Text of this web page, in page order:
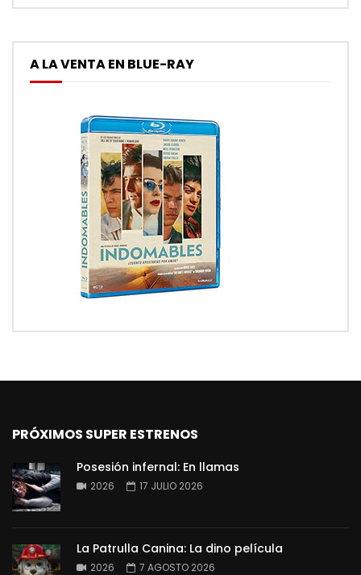
A LA VENTA EN BLUE-RAY
PRÓXIMOS SUPER ESTRENOS
Posesión infernal: En llamas
2026 17 JULIO 2026
La Patrulla Canina: La dino película
2026 7 AGOSTO 2026